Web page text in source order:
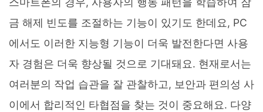
금 해제 빈도를 조절하는 기능이 있기도 한데요, PC
에서도 이러한 지능형 기능이 더욱 발전한다면 사용
자 경험은 더욱 향상될 것으로 기대돼요. 현재로서는
여러분의 작업 습관을 잘 관찰하고, 보안과 편의성 사
이에서 합리적인 타협점을 찾는 것이 중요해요. 다양